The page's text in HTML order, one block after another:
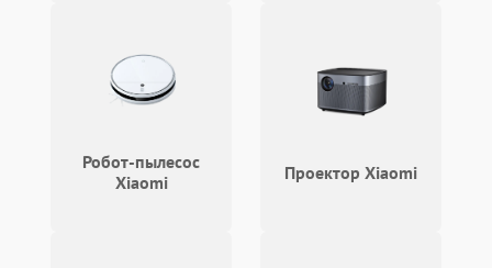
Робот-пылесос
Xiaomi
Проектор Xiaomi